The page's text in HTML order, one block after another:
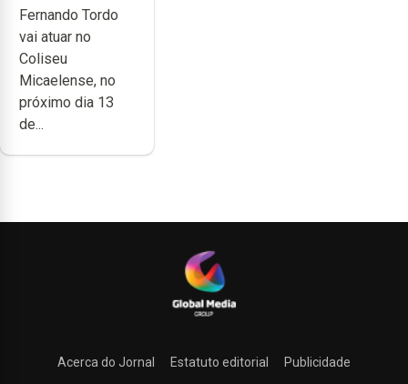
anos de
carreira no
Coliseu
Micaelense
Fernando Tordo
vai atuar no
Coliseu
Micaelense, no
próximo dia 13
de...
Acerca do Jornal Estatuto editorial
Publicidade